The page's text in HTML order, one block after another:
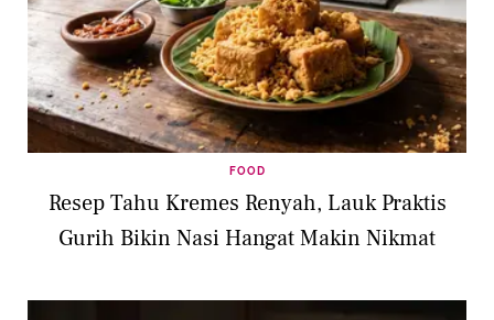
FOOD
Resep Tahu Kremes Renyah, Lauk Praktis
Gurih Bikin Nasi Hangat Makin Nikmat